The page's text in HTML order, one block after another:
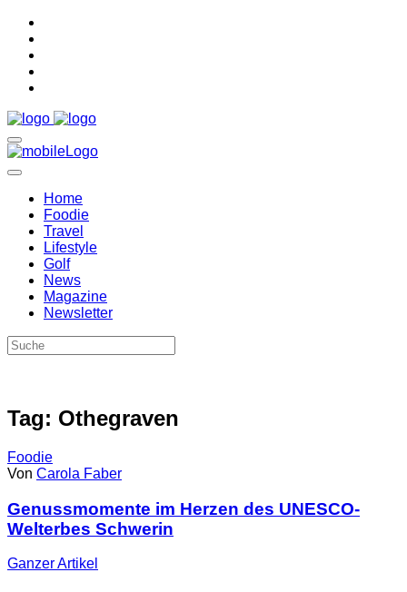
Home
Foodie
Travel
Lifestyle
Golf
News
Magazine
Newsletter
Tag: Othegraven
Foodie
Von Carola Faber
Genussmomente im Herzen des UNESCO-
Welterbes Schwerin
GanzerArtikel